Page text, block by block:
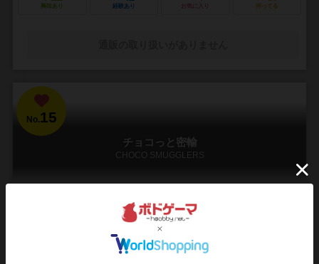
興味あり 経験あり お気に入り 持ってる
No.15
チョコっと密輸
CHOCO SMUGGLERS
みんなでチョコを密輸しよう。でも警備員にはバレちゃダメ。賄賂を